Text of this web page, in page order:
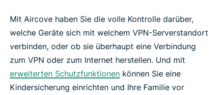
Mit Aircove haben Sie die volle Kontrolle darüber,
welche Geräte sich mit welchem VPN-Serverstandort
verbinden, oder ob sie überhaupt eine Verbindung
zum VPN oder zum Internet herstellen. Und mit
erweiterten Schutzfunktionen können Sie eine
Kindersicherung einrichten und Ihre Familie vor